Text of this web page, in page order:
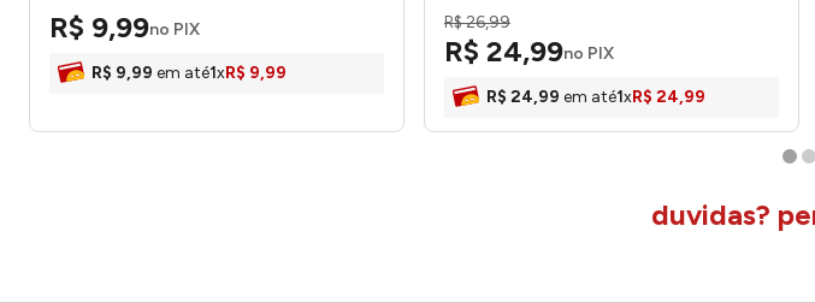
R$ 9,99no PIX
R$ 9,99 em até1xR$ 9,99
R$26,99
R$ 24,99no PIX
R$ 24,99 em até1xR$ 24,99
duvidas?